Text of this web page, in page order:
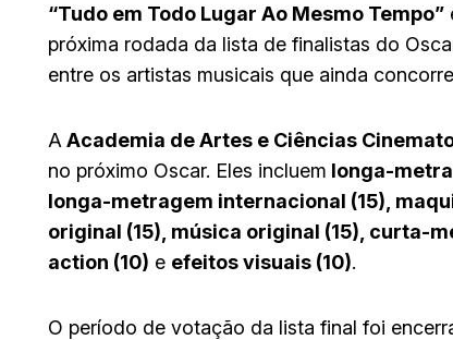
“Tudo em Todo Lugar Ao Mesmo Tempo”
próxima rodada da lista de finalistas do
entre os artistas musicais que ainda
A Academia de Artes e Ciências
no próximo Oscar. Eles incluem longa-
longa-metragem internacional (15),
original (15), música original (15), curta-
action (10) e efeitos visuais (10).
O período de votação da lista final foi